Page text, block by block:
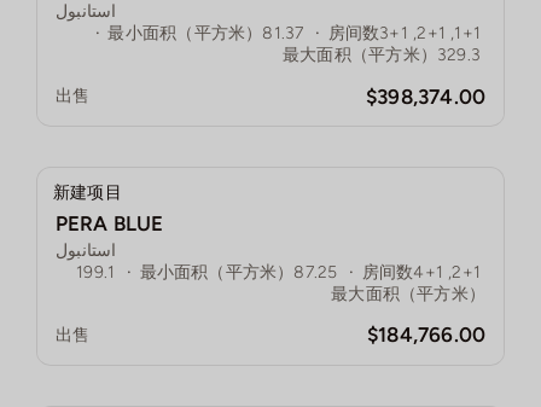
استانبول
1+1, 2+1, 3+1
房间数
·
81.37
最小面积（平方米）
·
329.3
最大面积（平方米）
$398,374.00
出售
新建项目
PERA BLUE
استانبول
2+1, 4+1
房间数
·
87.25
最小面积（平方米）
·
199.1
最大面积（平方米）
$184,766.00
出售